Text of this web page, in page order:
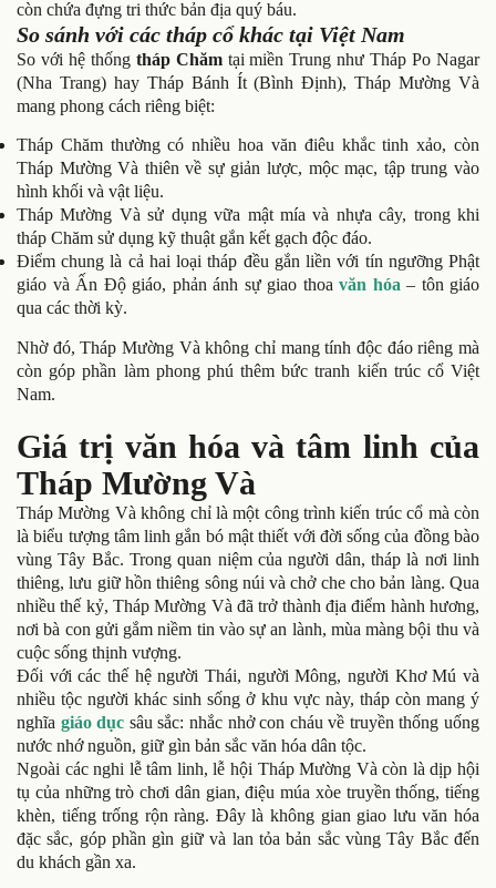
còn chứa đựng tri thức bản địa quý báu.
So sánh với các tháp cổ khác tại Việt Nam
So với hệ thống tháp Chămtại miền Trung như Tháp Po Nagar
(Nha Trang) hay Tháp Bánh Ít (Bình Định), Tháp Mường Và
mang phong cách riêng biệt:
Tháp Chăm thường có nhiều hoa văn điêu khắc tinh xảo, còn
Tháp Mường Và thiên về sự giản lược, mộc mạc, tập trung vào
hình khối và vật liệu.
Tháp Mường Và sử dụng vữa mật mía và nhựa cây, trong khi
tháp Chăm sử dụng kỹ thuật gắn kết gạch độc đáo.
Điểm chung là cả hai loại tháp đều gắn liền với tín ngưỡng Phật
giáo và Ấn Độ giáo, phản ánh sự giao thoa văn hóa – tôn giáo
qua các thời kỳ.
Nhờ đó, Tháp Mường Và không chỉ mang tính độc đáo riêng mà
còn góp phần làm phong phú thêm bức tranh kiến trúc cổ Việt
Nam.
Giá trị văn hóa và tâm linh của
Tháp Mường Và
Tháp Mường Và không chỉ là một công trình kiến trúc cổ mà còn
là biểu tượng tâm linh gắn bó mật thiết với đời sống của đồng bào
vùng Tây Bắc. Trong quan niệm của người dân, tháp là nơi linh
thiêng, lưu giữ hồn thiêng sông núi và chở che cho bản làng. Qua
nhiều thế kỷ, Tháp Mường Và đã trở thành địa điểm hành hương,
nơi bà con gửi gắm niềm tin vào sự an lành, mùa màng bội thu và
cuộc sống thịnh vượng.
Đối với các thế hệ người Thái, người Mông, người Khơ Mú và
nhiều tộc người khác sinh sống ở khu vực này, tháp còn mang ý
nghĩa giáo dục sâu sắc: nhắc nhở con cháu về truyền thống uống
nước nhớ nguồn, giữ gìn bản sắc văn hóa dân tộc.
Ngoài các nghi lễ tâm linh, lễ hội Tháp Mường Và còn là dịp hội
tụ của những trò chơi dân gian, điệu múa xòe truyền thống, tiếng
khèn, tiếng trống rộn ràng. Đây là không gian giao lưu văn hóa
đặc sắc, góp phần gìn giữ và lan tỏa bản sắc vùng Tây Bắc đến
du khách gần xa.